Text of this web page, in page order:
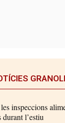
inspeccions
l’estiu